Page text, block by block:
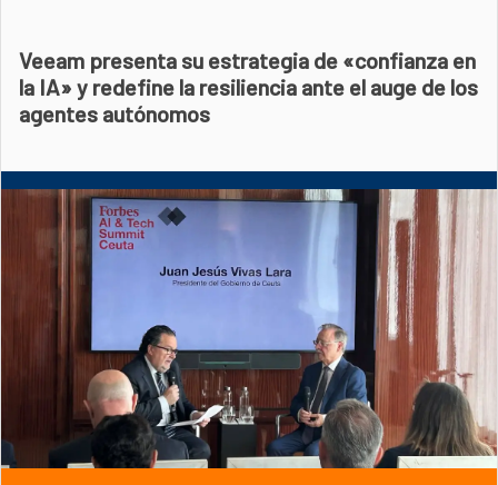
Veeam presenta su estrategia de «confianza en
la IA» y redefine la resiliencia ante el auge de los
agentes autónomos